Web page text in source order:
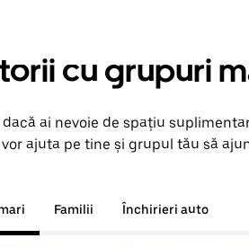
cu grupuri
ai nevoie de spațiu
vor ajuta pe tine și grupul tău să
Familii Închirieri auto